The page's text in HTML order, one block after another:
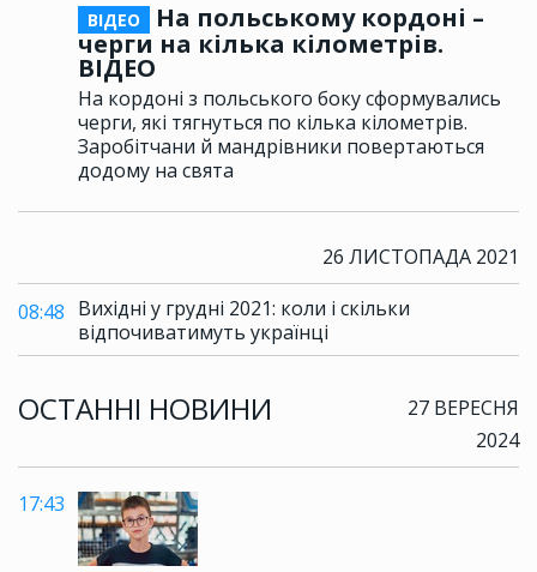
ОСТАННІ НОВИНИ
27 ВЕРЕСНЯ
2024
17:43
ВІДЕО
На польському кордоні –
черги на кілька кілометрів.
ВІДЕО
На кордоні з польського боку сформувались
черги, які тягнуться по кілька кілометрів.
Заробітчани й мандрівники повертаються
додому на свята
26 ЛИСТОПАДА 2021
08:48 Вихідні у грудні 2021: коли і скільки
відпочиватимуть українці